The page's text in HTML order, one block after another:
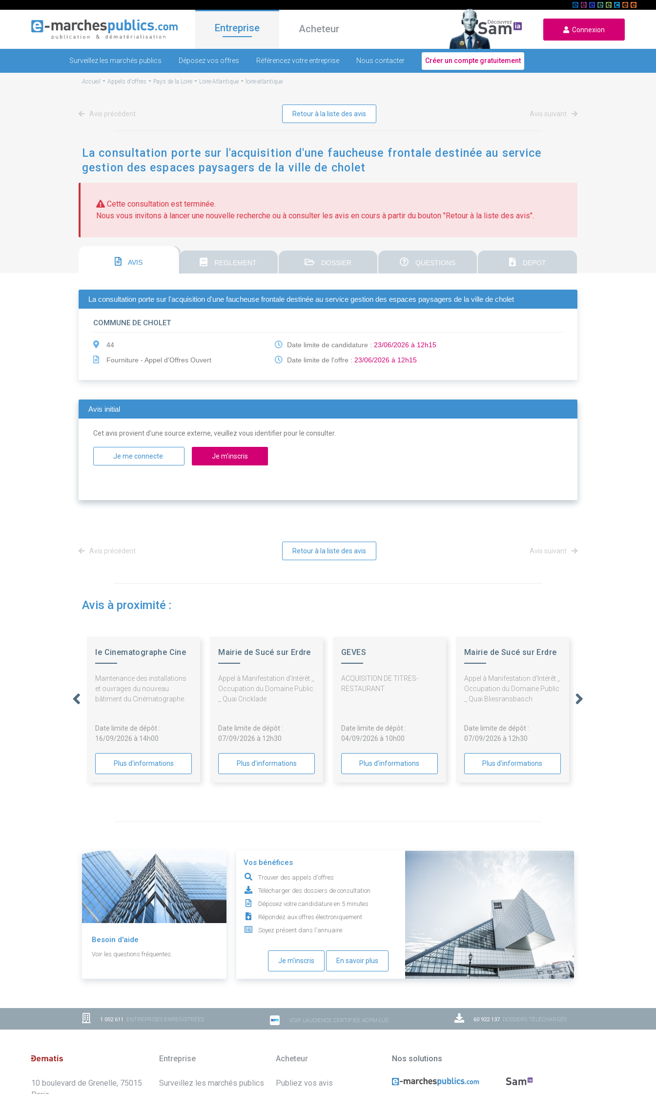
Entreprise Acheteur Connexion
Surveillez les marchés publics Déposez vos offres Référencez votre entreprise Nous contacter Créer un compte gratuitement
Accueil - Appels d'offres - Pays de la Loire - Loire-Atlantique - loire-atlantique
Avis précédent Retour à la liste des avis Avis suivant
La consultation porte sur l'acquisition d'une faucheuse frontale destinée au service
gestion des espaces paysagers de la ville de cholet
Cette consultation est terminée.
Nous vous invitons à lancer une nouvelle recherche ou à consulter les avis en cours à partir du bouton "Retour à la liste des avis".
AVIS REGLEMENT DOSSIER QUESTIONS DEPOT
La consultation porte sur l'acquisition d'une faucheuse frontale destinée au service gestion des espaces paysagers de la ville de cholet
COMMUNE DE CHOLET
44
Fourniture - Appel d'Offres Ouvert
Date limite de candidature : 23/06/2026 à 12h15
Date limite de l'offre : 23/06/2026 à 12h15
Avis initial
Cet avis provient d'une source externe, veuillez vous identifier pour le consulter.
Je me connecte Je m'inscris
Avis précédent Retour à la liste des avis Avis suivant
Avis à proximité :
le Cinematographe Cine
Maintenance des installations
et ouvrages du nouveau
bâtiment du Cinématographe.
Date limite de dépôt :
16/09/2026 à 14h00
Plus d'informations
Mairie de Sucé sur Erdre
Appel à Manifestation d'Intérêt _
Occupation du Domaine Public
_ Quai Cricklade
Date limite de dépôt :
07/09/2026 à 12h30
Plus d'informations
GEVES
ACQUISITION DE TITRES-
RESTAURANT
Date limite de dépôt :
04/09/2026 à 10h00
Plus d'informations
Mairie de Sucé sur Erdre
Appel à Manifestation d'Intérêt _
Occupation du Domaine Public
_ Quai Bliesransbasch
Date limite de dépôt :
07/09/2026 à 12h30
Plus d'informations
Besoin d'aide
Voir les questions fréquentes.
Vos bénéfices
Trouver des appels d'offres
Télécharger des dossiers de consultation
Déposez votre candidature en 5 minutes
Répondez aux offres électroniquement
Soyez présent dans l'annuaire
Je m'inscris En savoir plus
1 002 611 ENTREPRISES ENREGISTRÉES VOIR L'AUDIENCE CERTIFIÉE ACPM-OJD 60 922 137 DOSSIERS TÉLÉCHARGÉS
10 boulevard de Grenelle, 75015
Entreprise
Surveillez les marchés publics
Acheteur
Publiez vos avis
Nos solutions